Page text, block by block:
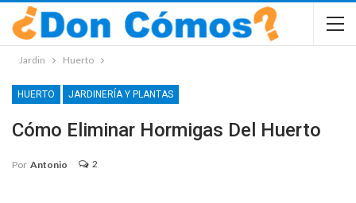
Jardin Huerto
HUERTO JARDINERÍA Y PLANTAS
Cómo Eliminar Hormigas Del Huerto
Por Antonio 2